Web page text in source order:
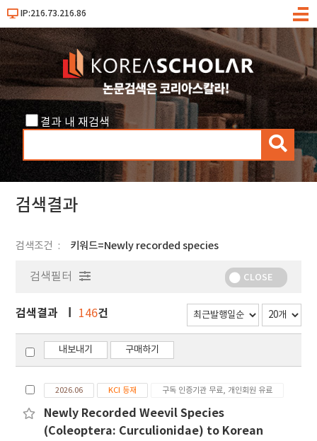
IP:216.73.216.86
메
결과 내 재검색
검
색
검색결과
검색조건 키워드=Newly recorded species
검색필터 CLOSE
검색결과 146건
내보내기 구매하기
2026.06 KCI 등재 구독 인증기관 무료, 개인회원 유료
Newly Recorded Weevil Species
(Coleoptera: Curculionidae) to Korean